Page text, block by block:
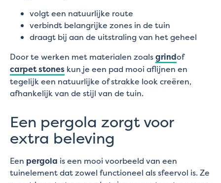
volgt een natuurlijke route
verbindt belangrijke zones in de tuin
draagt bij aan de uitstraling van het geheel
Door te werken met materialen zoalsgrindof
carpet stones kun je een pad mooi aflijnen en
tegelijk een natuurlijke of strakke look creëren,
afhankelijk van de stijl van de tuin.
Een pergola zorgt voor
extra beleving
Een pergola is een mooi voorbeeld van een
tuinelement dat zowel functioneel als sfeervol is. Ze